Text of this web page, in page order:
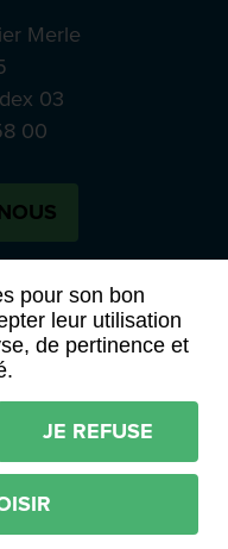
pour son bon
leur utilisation
de pertinence et
JE REFUSE
Merle
03
00
BlueskyNotre
D’INTÉRÊT
Plan du site
conforme)